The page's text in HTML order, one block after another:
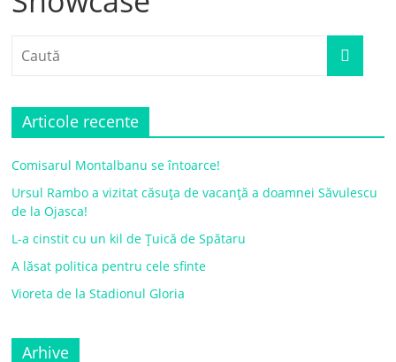
Articole recente
Comisarul Montalbanu se întoarce!
Ursul Rambo a vizitat căsuța de vacanță a doamnei Săvulescu
de la Ojasca!
L-a cinstit cu un kil de Țuică de Spătaru
A lăsat politica pentru cele sfinte
Vioreta de la Stadionul Gloria
Arhive